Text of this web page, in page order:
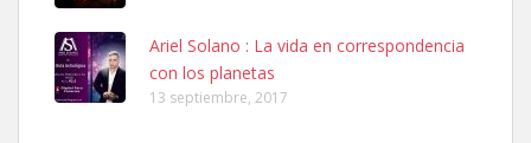
Ninfa perdida
El día 5 se los perdió una ninfa papillera, asustada tiene miedo a la
Ariel Solano : La vida en correspondencia
con los planetas
13 septiembre, 2017